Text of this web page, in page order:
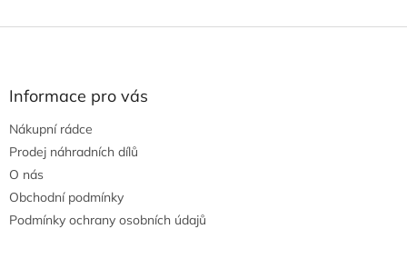
Informace pro vás
Nákupní rádce
Prodej náhradních dílů
O nás
Obchodní podmínky
Podmínky ochrany osobních údajů